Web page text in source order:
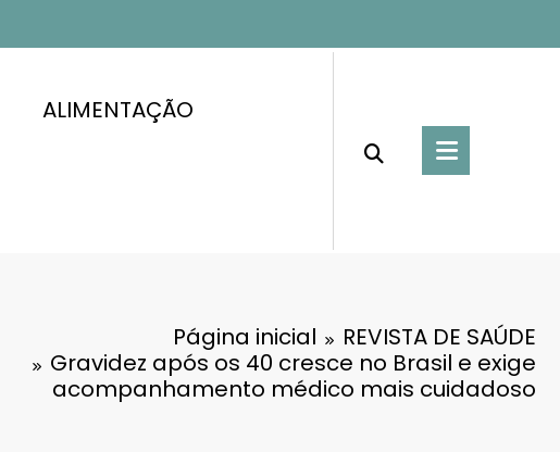
ALIMENTAÇÃO
Página inicial
REVISTA DE SAÚDE
Gravidez após os 40 cresce no Brasil e exige
acompanhamento médico mais cuidadoso